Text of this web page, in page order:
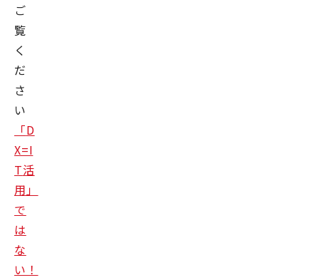
ご
覧
く
だ
さ
い
「D
X=I
T活
用」
で
は
な
い！